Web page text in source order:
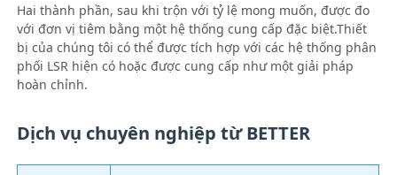
Hai thành phần, sau khi trộn với tỷ lệ mong muốn, được đo
với đơn vị tiêm bằng một hệ thống cung cấp đặc biệt.Thiết
bị của chúng tôi có thể được tích hợp với các hệ thống phân
phối LSR hiện có hoặc được cung cấp như một giải pháp
hoàn chỉnh.
Dịch vụ chuyên nghiệp từ BETTER